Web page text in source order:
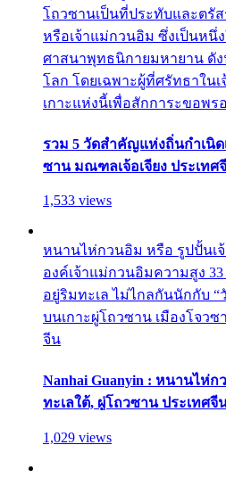
โถวซานเป็นที่ประทับและตรั
หรือเจ้าแม่กวนอิม ซึ่งเป็นหนึ่
ศาสนาพุทธนิกายมหายาน ดั
โลก โดยเฉพาะผู้ที่ศรัทธาใน
เกาะแห่งนี้เพื่อสักการะขอพร
รวม 5 วัดสำคัญแห่งถิ่นกำเนิด
ซาน มณฑลเจ้อเจียง ประเทศ
1,533 views
หนานไห่กวนอิม หรือ รูปปั้นเ
องค์เจ้าแม่กวนอิมความสูง
อยู่ริมทะเล ไม่ไกลกันนักกับ
บนเกาะผู่โถวซาน เมืองโจว
จีน
Nanhai Guanyin : หนานไห่
ทะเลใต้, ผู่โถวซาน ประเทศจี
1,029 views